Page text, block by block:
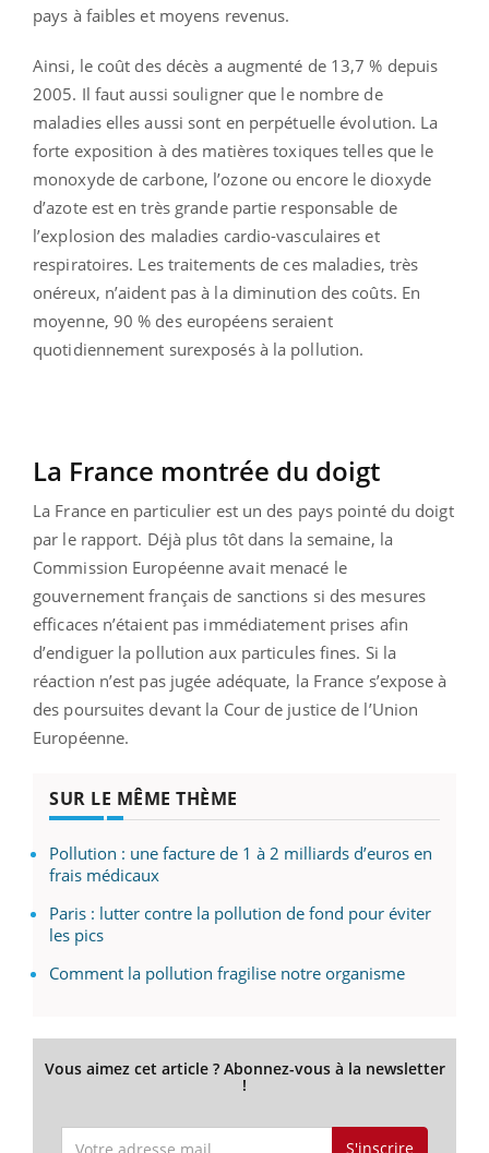
pays à faibles et moyens revenus.
Ainsi, le coût des décès a augmenté de 13,7 % depuis
2005. Il faut aussi souligner que le nombre de
maladies elles aussi sont en perpétuelle évolution. La
forte exposition à des matières toxiques telles que le
monoxyde de carbone, l’ozone ou encore le dioxyde
d’azote est en très grande partie responsable de
l’explosion des maladies cardio-vasculaires et
respiratoires. Les traitements de ces maladies, très
onéreux, n’aident pas à la diminution des coûts. En
moyenne, 90 % des européens seraient
quotidiennement surexposés à la pollution.
La France montrée du doigt
La France en particulier est un des pays pointé du doigt
par le rapport. Déjà plus tôt dans la semaine, la
Commission Européenne avait menacé le
gouvernement français de sanctions si des mesures
efficaces n’étaient pas immédiatement prises afin
d’endiguer la pollution aux particules fines. Si la
réaction n’est pas jugée adéquate, la France s’expose à
des poursuites devant la Cour de justice de l’Union
Européenne.
SUR LE MÊME THÈME
Pollution : une facture de 1 à 2 milliards d’euros en
frais médicaux
Paris : lutter contre la pollution de fond pour éviter
les pics
Comment la pollution fragilise notre organisme
Vous aimez cet article ? Abonnez-vous à la newsletter
!
S'inscrire